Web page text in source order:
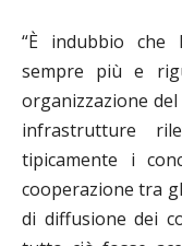
“È indubbio che
sempre più e
organizzazione
infrastrutture
tipicamente i
cooperazione tra
di diffusione dei